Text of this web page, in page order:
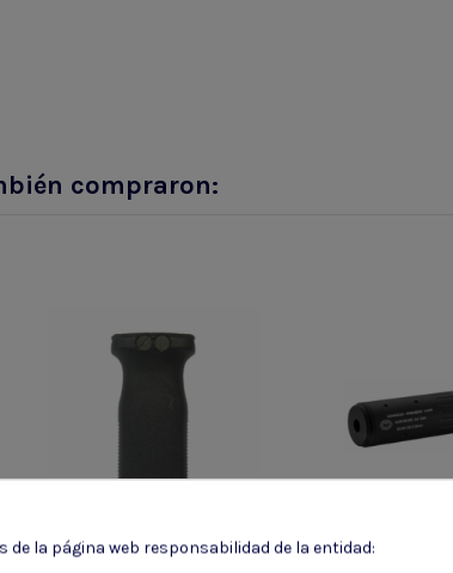
compraron:
la página web responsabilidad de la entidad: